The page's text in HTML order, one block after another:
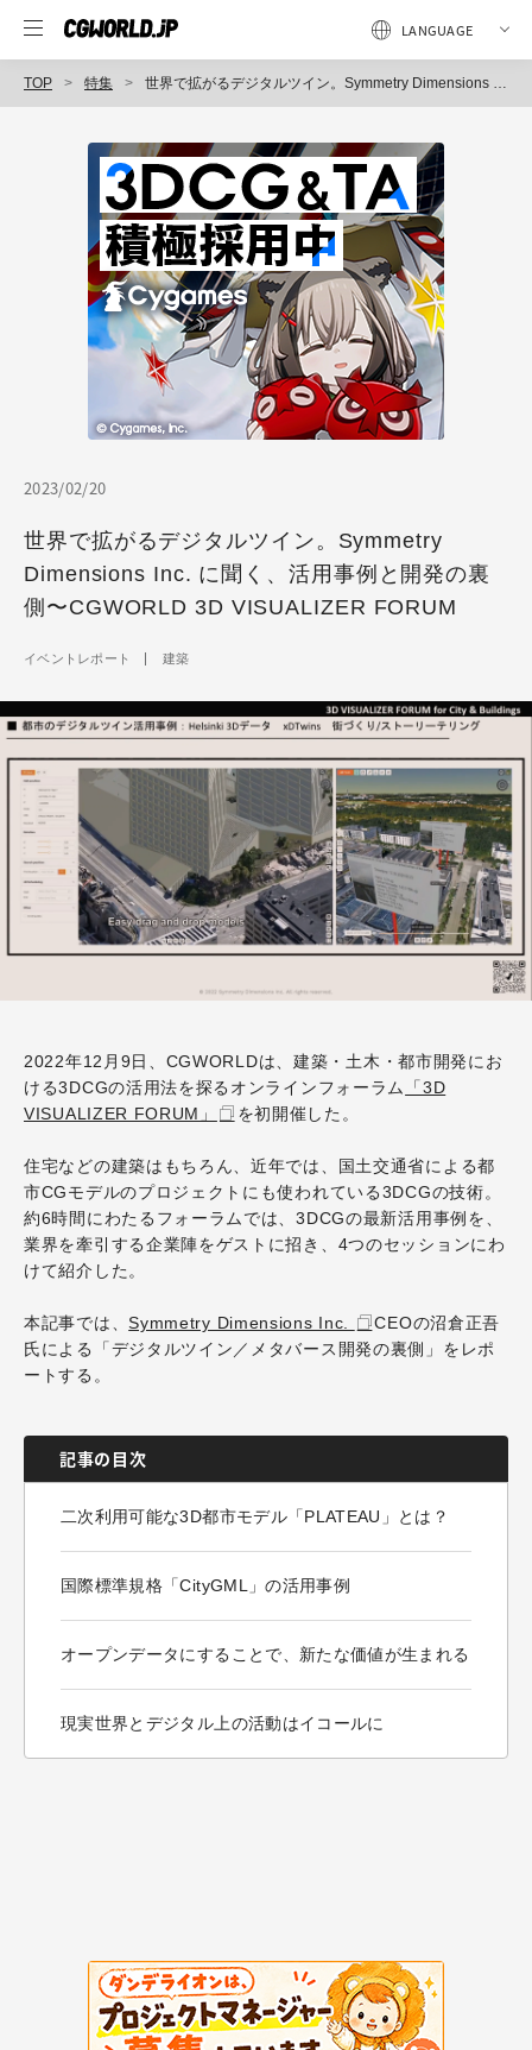
TOP 特集 世界で拡がるデジタルツイン。Symmetry Dimensions Inc. に聞く、活用事例と開発の裏側〜CGWORLD 3D VISUALIZER FORUM
2023/02/20
世界で拡がるデジタルツイン。Symmetry
Dimensions Inc. に聞く、活用事例と開発の裏
側〜CGWORLD 3D VISUALIZER FORUM
イベントレポート 建築
2022年12月9日、CGWORLDは、建築・土木・都市開発にお
ける3DCGの活用法を探るオンラインフォーラム
「3D
VISUALIZER FORUM」
を初開催した。
住宅などの建築はもちろん、近年では、国土交通省による都
市CGモデルのプロジェクトにも使われている3DCGの技術。
約6時間にわたるフォーラムでは、3DCGの最新活用事例を、
業界を牽引する企業陣をゲストに招き、4つのセッションにわ
けて紹介した。
本記事では、Symmetry Dimensions Inc.
CEOの沼倉正吾
氏による「デジタルツイン／メタバース開発の裏側」をレポ
ートする。
記事の目次
二次利用可能な3D都市モデル「PLATEAU」とは？
国際標準規格「CityGML」の活用事例
オープンデータにすることで、新たな価値が生まれる
現実世界とデジタル上の活動はイコールに